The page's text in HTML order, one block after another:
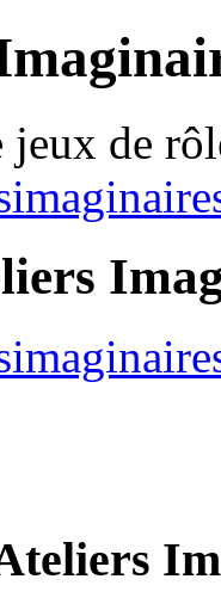
jeux de